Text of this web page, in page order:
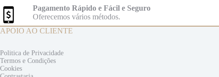
Pagamento Rápido e Fácil e Seguro
Oferecemos vários métodos.
APOIO AO CLIENTE
Politica de Privacidade
Termos e Condições
Cookies